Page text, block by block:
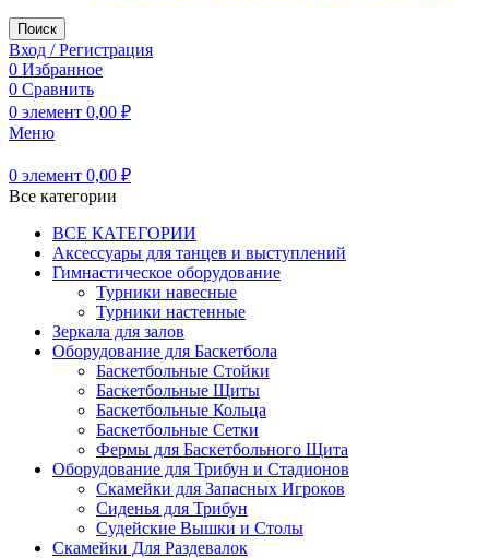
Поиск
Вход / Регистрация
0 Избранное
0 Сравнить
0 элемент 0,00 ₽
Меню
0 элемент 0,00 ₽
Все категории
ВСЕ КАТЕГОРИИ
Аксессуары для танцев и выступлений
Гимнастическое оборудование
Турники навесные
Турники настенные
Зеркала для залов
Оборудование для Баскетбола
Баскетбольные Стойки
Баскетбольные Щиты
Баскетбольные Кольца
Баскетбольные Сетки
Фермы для Баскетбольного Щита
Оборудование для Трибун и Стадионов
Скамейки для Запасных Игроков
Сиденья для Трибун
Судейские Вышки и Столы
Скамейки Для Раздевалок